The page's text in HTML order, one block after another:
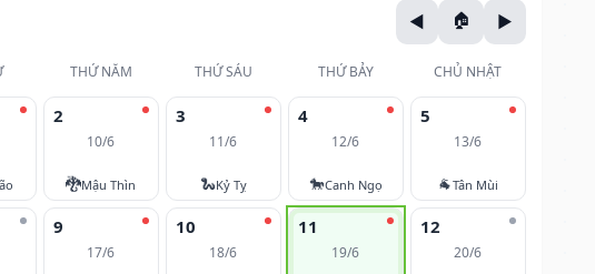
THỨ NĂM THỨ SÁU THỨ BẢY CHỦ NHẬT
2
10/6
🐉Mậu Thìn
3
11/6
🐍Kỷ Tỵ
4
12/6
🐎Canh Ngọ
5
13/6
🐐Tân Mùi
9
17/6
10
18/6
11
19/6
12
20/6